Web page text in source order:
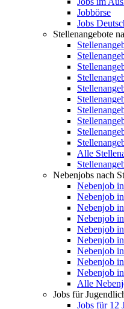
Jobbörse
Jobs
Stellenangebote
Alle
Nebenjobs nach
Nebenjob
Nebenjob
Nebenjob
Nebenjob
Nebenjob
Nebenjob
Nebenjob
Nebenjob
Nebenjob
Alle
Jobs für
Jobs für 12